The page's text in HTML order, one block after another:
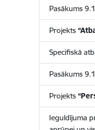
Pasākums
Projekts
Specifiskā
Pasākums
Projekts
Ieguldījuma